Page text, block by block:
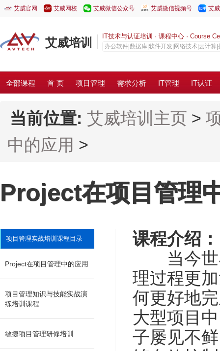
艾威官网 艾威网校 艾威微信公众号 艾威微信视频号 艾
艾威培训 IT技术与认证培训 · 课程中心 · Course
办公软件|数据库|软件开发|网络技术|云计算|
全部课程 首 页 项目管理 需求分析 IT管理 IT认证
当前位置: 艾威培训主页 >
中的应用 >
Project在项目管理
项目管理实战培训课程目录
Project在项目管理中的应用
项目管理知识与技能实战演
练培训课程
敏捷项目管理研修培训
课程介绍：
当今世
理过程更
何更好地
大型项目
子屡见不